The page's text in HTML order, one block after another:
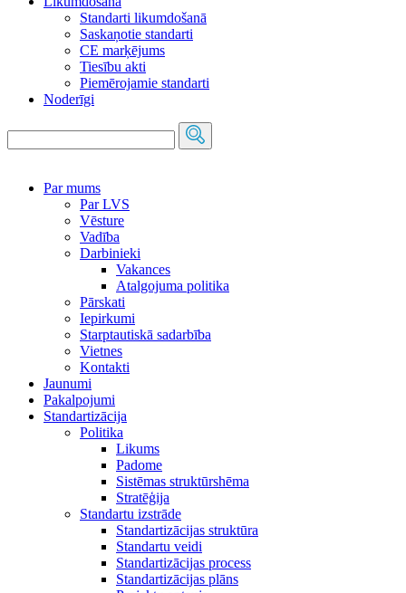
Standarti likumdošanā
Saskaņotie standarti
CE marķējums
Tiesību akti
Piemērojamie standarti
Noderīgi
Par mums
Par LVS
Vēsture
Vadība
Darbinieki
Vakances
Atalgojuma politika
Pārskati
Iepirkumi
Starptautiskā sadarbība
Vietnes
Kontakti
Jaunumi
Pakalpojumi
Standartizācija
Politika
Likums
Padome
Sistēmas struktūrshēma
Stratēģija
Standartu izstrāde
Standartizācijas struktūra
Standartu veidi
Standartizācijas process
Standartizācijas plāns